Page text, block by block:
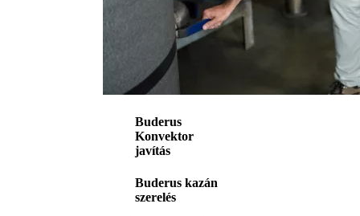
Buderus
Konvektor
javítás
Buderus kazán
szerelés